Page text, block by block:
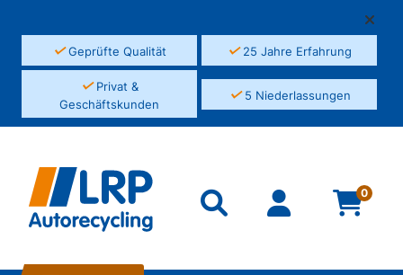
✓Geprüfte Qualität ✓25 Jahre Erfahrung
✓Privat &
Geschäftskunden
✓5 Niederlassungen
0